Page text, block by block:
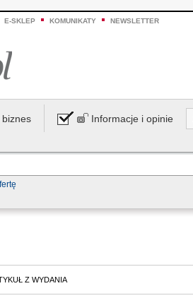
E-SKLEP KOMUNIKATY NEWSLETTER
biznes Informacje i opinie
Z WYDANIA